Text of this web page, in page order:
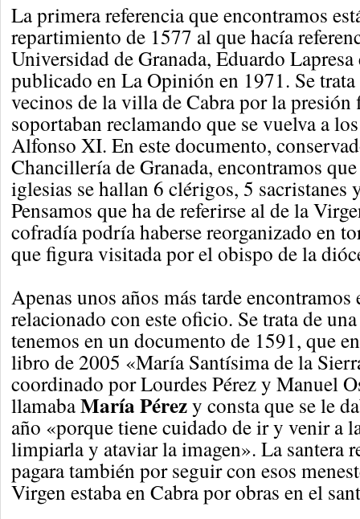
La primera referencia que encontramos
repartimiento de 1577 al que hacía
Universidad de Granada, Eduardo
publicado en La Opinión en 1971. Se
vecinos de la villa de Cabra por la presión
soportaban reclamando que se vuelva a
Alfonso XI. En este documento,
Chancillería de Granada, encontramos
iglesias se hallan 6 clérigos, 5 sacristanes
Pensamos que ha de referirse al de la
cofradía podría haberse reorganizado en
que figura visitada por el obispo de la
Apenas unos años más tarde
relacionado con este oficio. Se trata de
tenemos en un documento de 1591, que
libro de 2005 «María Santísima de la
coordinado por Lourdes Pérez y Manuel
llamabaMaría Pérezy consta que se le
año «porque tiene cuidado de ir y venir a
limpiarla y ataviar la imagen». La santera
pagara también por seguir con esos
Virgen estaba en Cabra por obras en el